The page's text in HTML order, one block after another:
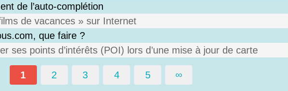
de l’auto-complétion
de vacances » sur Internet
que faire ?
ses points d’intérêts (POI) lors d’une mise à jour de carte
1 2 3 4 5 ∞